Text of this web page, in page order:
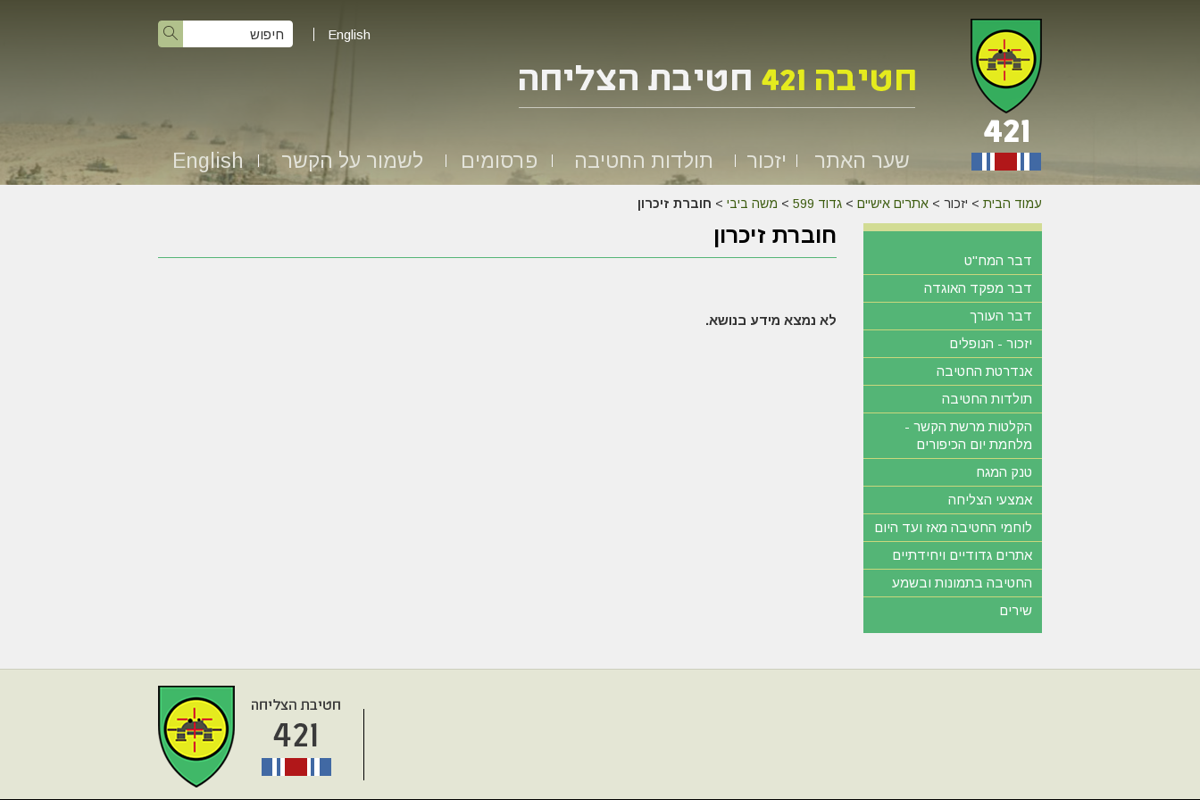
English
שער האתר יזכור תולדות החטיבה פרסומים לשמור על הקשר English
עמוד הבית > יזכור >אתרים אישיים >גדוד 599 > משה ביבי > חוברת זיכרון
חוברת זיכרון
לא נמצא מידע בנושא.
דבר המח"ט
דבר מפקד האוגדה
דבר העורך
יזכור - הנופלים
אנדרטת החטיבה
תולדות החטיבה
הקלטות מרשת הקשר -
מלחמת יום הכיפורים
טנק המגח
אמצעי הצליחה
לוחמי החטיבה מאז ועד היום
אתרים גדודיים ויחידתיים
החטיבה בתמונות ובשמע
שירים